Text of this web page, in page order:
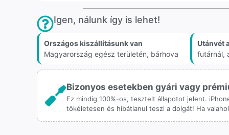
Igen, nálunk így is lehet!
Országos kiszállításunk van
Magyarország egész területén, bárhova
Utánvét
futárnál,
Bizonyos esetekben gyári vagy
Ez mindig 100%-os, tesztelt állapotot jelent.
tökéletesen és hibátlanul teszi a dolgát! Ha